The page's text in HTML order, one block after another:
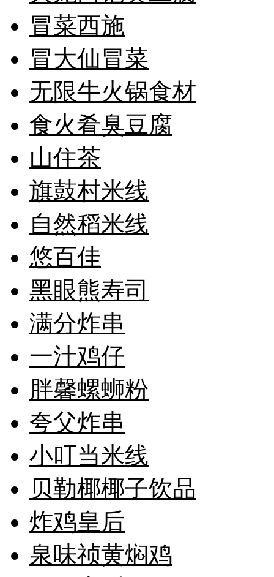
冒菜西施
冒大仙冒菜
无限牛火锅食材
食火肴臭豆腐
山住茶
旗鼓村米线
自然稻米线
悠百佳
黑眼熊寿司
满分炸串
一汁鸡仔
胖馨螺蛳粉
夸父炸串
小叮当米线
贝勒椰椰子饮品
炸鸡皇后
泉味祯黄焖鸡